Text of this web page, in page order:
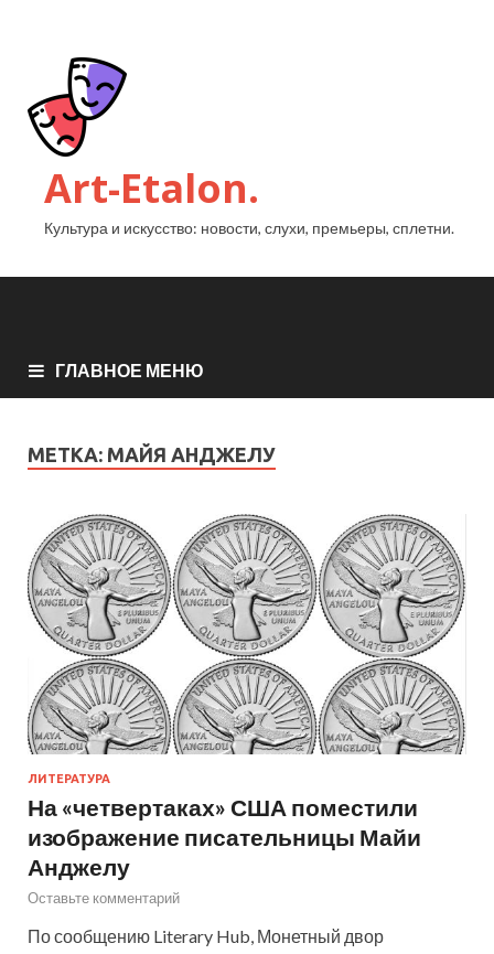
Art-Etalon.
Культура и искусство: новости, слухи, премьеры, сплетни.
ГЛАВНОЕ МЕНЮ
МЕТКА: МАЙЯ АНДЖЕЛУ
ЛИТЕРАТУРА
На «четвертаках» США поместили
изображение писательницы Майи
Анджелу
Оставьте комментарий
По сообщению Literary Hub, Монетный двор